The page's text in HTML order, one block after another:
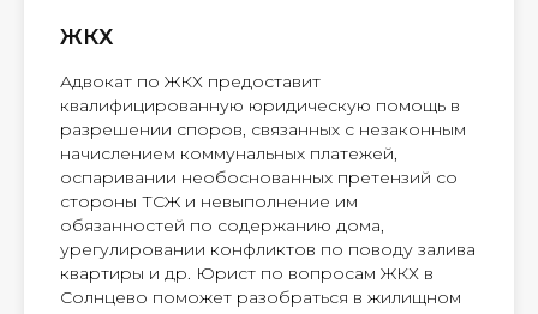
ЖКХ
Адвокат по ЖКХ предоставит
квалифицированную юридическую помощь в
разрешении споров, связанных с незаконным
начислением коммунальных платежей,
оспаривании необоснованных претензий со
стороны ТСЖ и невыполнение им
обязанностей по содержанию дома,
урегулировании конфликтов по поводу залива
квартиры и др. Юрист по вопросам ЖКХ в
Солнцево поможет разобраться в жилищном